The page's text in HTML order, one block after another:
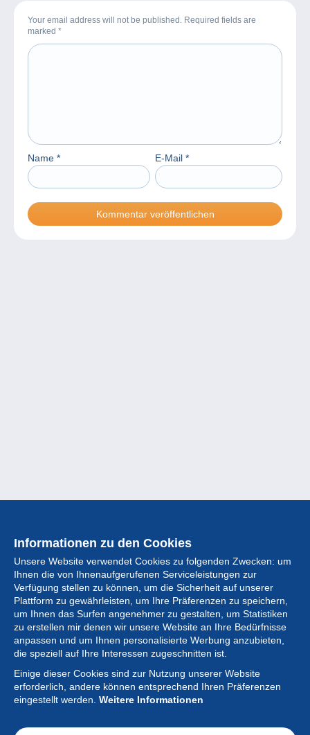
Your email address will not be published. Required fields are
marked *
Name * E-Mail *
Informationen zu den Cookies
Unsere Website verwendet Cookies zu folgenden Zwecken: um
Ihnen die von Ihnenaufgerufenen Serviceleistungen zur
Verfügung stellen zu können, um die Sicherheit auf unserer
Plattform zu gewährleisten, um Ihre Präferenzen zu speichern,
um Ihnen das Surfen angenehmer zu gestalten, um Statistiken
zu erstellen mir denen wir unsere Website an Ihre Bedürfnisse
anpassen und um Ihnen personalisierte Werbung anzubieten,
die speziell auf Ihre Interessen zugeschnitten ist.
Einige dieser Cookies sind zur Nutzung unserer Website
erforderlich, andere können entsprechend Ihren Präferenzen
eingestellt werden. Weitere Informationen
Sammlung
Neuigkeiten
Artikel